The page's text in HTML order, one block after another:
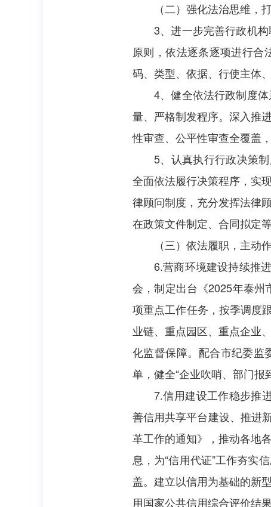
（二）强化法治思维，
3、进一步完善行政机
原则，依法逐条逐项进行合
码、类型、依据、行使主体
4、健全依法行政制度
量、严格制发程序。深入推
性审查、公平性审查全覆盖
5、认真执行行政决策
全面依法履行决策程序，实
律顾问制度，充分发挥法律
在政策文件制定、合同拟定
（三）依法履职，主动
6.营商环境建设持续推
会，制定出台《2025年泰
项重点工作任务，按季调度
业链、重点园区、重点企业
化监督保障。配合市纪委监
单，健全“企业吹哨、部门报
7.信用建设工作稳步推
善信用共享平台建设、推进
革工作的通知》，推动各地
息，为“信用代证”工作夯实
盖。建立以信用为基础的新
用国家公共信用综合评价结